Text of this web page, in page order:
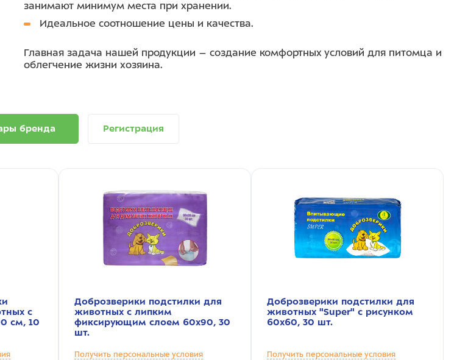
занимают минимум места при хранении.
Идеальное соотношение цены и качества.
Главная задача нашей продукции – создание комфортных условий для питомца и
облегчение жизни хозяина.
бренда Регистрация
с
см, 10
Доброзверики подстилки для
животных с липким
фиксирующим слоем 60х90, 30
шт.
Получить персональные условия
Доброзверики подстилки для
животных "Super" с рисунком
60х60, 30 шт.
Получить персональные условия